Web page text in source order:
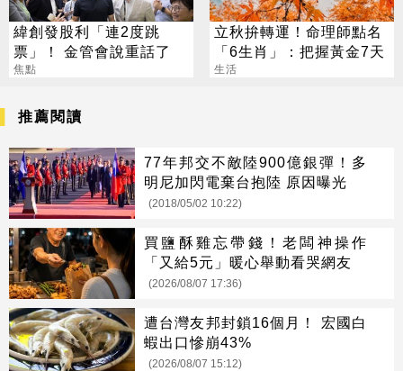
緯創發股利「連2度跳
票」！ 金管會說重話了
焦點
立秋拚轉運！命理師點名
「6生肖」：把握黃金7天
生活
推薦閱讀
77年邦交不敵陸900億銀彈！多
明尼加閃電棄台抱陸 原因曝光
(2018/05/02 10:22)
買鹽酥雞忘帶錢！老闆神操作
「又給5元」暖心舉動看哭網友
(2026/08/07 17:36)
遭台灣友邦封鎖16個月！ 宏國白
蝦出口慘崩43%
(2026/08/07 15:12)